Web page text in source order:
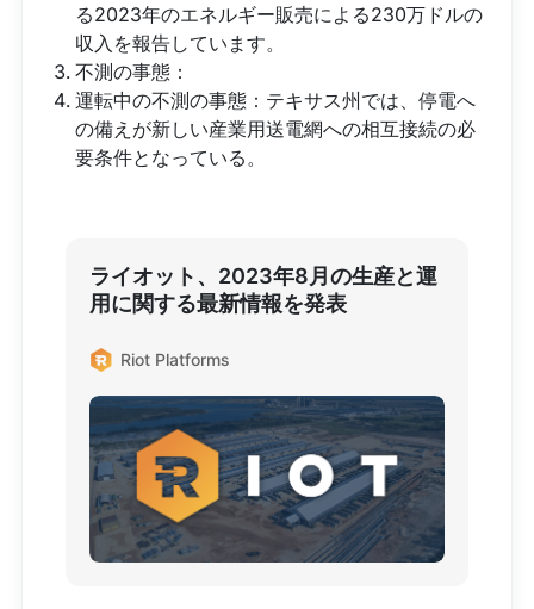
る2023年のエネルギー販売による230万ドルの
収入を報告しています。
不測の事態：
運転中の不測の事態：テキサス州では、停電へ
の備えが新しい産業用送電網への相互接続の必
要条件となっている。
ライオット、2023年8月の生産と運
用に関する最新情報を発表
Riot Platforms